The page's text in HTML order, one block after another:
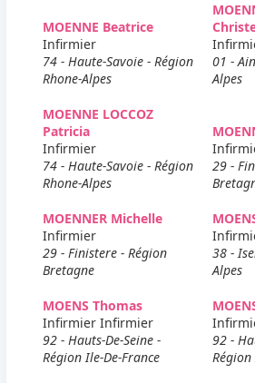
MOENNE Beatrice
Infirmier
74 - Haute-Savoie - Région
Rhone-Alpes
01 -
Alpes
MOENNE LOCCOZ
Patricia
Infirmier
74 - Haute-Savoie - Région
Rhone-Alpes
29 -
MOENNER Michelle
Infirmier
29 - Finistere - Région
Bretagne
38 -
Alpes
MOENS Thomas
Infirmier Infirmier
92 - Hauts-De-Seine -
Région Ile-De-France
92 -
Région